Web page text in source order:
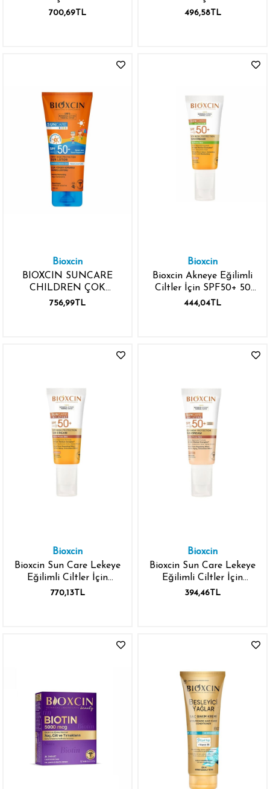
KORUMALI 200ML
700,69TL
Korumalı Yağlı Ciltler
496,58TL
Bioxcin
BIOXCIN SUNCARE
CHILDREN ÇOK
YÜKSEK KORUMALI
756,99TL
Bioxcin
Bioxcin Akneye Eğilimli
Ciltler İçin SPF50+ 50
ml Güneş Kremi
444,04TL
Bioxcin
Bioxcin Sun Care Lekeye
Eğilimli Ciltler İçin
SPF50 50 ml Güneş
770,13TL
Bioxcin
Bioxcin Sun Care Lekeye
Eğilimli Ciltler İçin
SPF50 50 ml Renkli
394,46TL